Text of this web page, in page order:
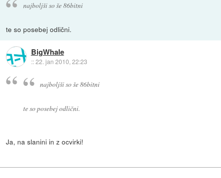
najboljši so še 86bitni
te so posebej odlični.
BigWhale
::22. jan 2010, 22:23
najboljši so še 86bitni
te so posebej odlični.
Ja, na slanini in z ocvirki!